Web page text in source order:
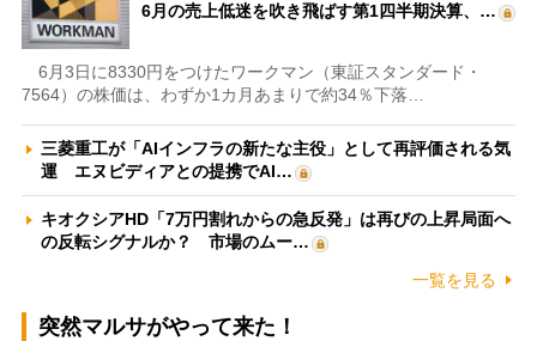
6月の売上低迷を吹き飛ばす第1四半期決算、…
6月3日に8330円をつけたワークマン（東証スタンダード・
7564）の株価は、わずか1カ月あまりで約34％下落…
三菱重工が「AIインフラの新たな主役」として再評価される気
運 エヌビディアとの提携でAI…
キオクシアHD「7万円割れからの急反発」は再びの上昇局面へ
の反転シグナルか？ 市場のムー…
一覧を見る
突然マルサがやって来た！